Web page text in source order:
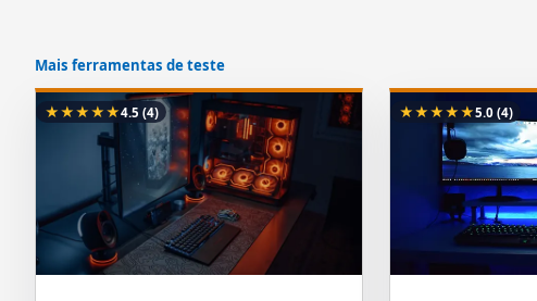
Mais ferramentas de teste
★★★★★4.5 (4) ★★★★★5.0(4)